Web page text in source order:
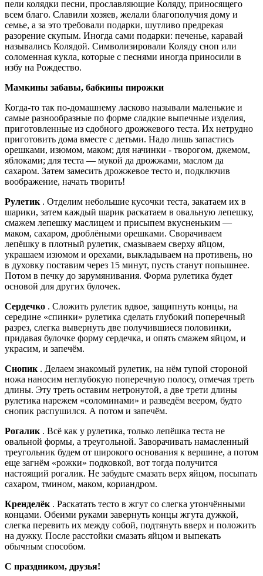
пели колядки песни, прославляющие Коляду, приносящего
всем благо. Славили хозяев, желали благополучия дому и
семье, а за это требовали подарки, шутливо предрекая
разорение скупым. Иногда сами подарки: печенье, каравай
назывались Колядой. Символизировали Коляду сноп или
соломенная кукла, которые с песнями иногда приносили в
избу на Рождество.
Мамкины забавы, бабкины пирожки
Когда-то так по-домашнему ласково называли маленькие и
самые разнообразные по форме сладкие выпечные изделия,
приготовленные из сдобного дрожжевого теста. Их нетрудно
приготовить дома вместе с детьми. Надо лишь запастись
орешками, изюмом, маком; для начинки - творогом, джемом,
яблоками; для теста — мукой да дрожжами, маслом да
сахаром. Затем замесить дрожжевое тесто и, подключив
воображение, начать творить!
Рулетик . Отделим небольшие кусочки теста, закатаем их в
шарики, затем каждый шарик раскатаем в овальную лепешку,
смажем лепешку маслицем и присыпем вкусненьким —
маком, сахаром, дроблёными орешками. Сворачиваем
лепёшку в плотный рулетик, смазываем сверху яйцом,
украшаем изюмом и орехами, выкладываем на противень, но
в духовку поставим через 15 минут, пусть станут попышнее.
Потом в печку до зарумянивания. Форма рулетика будет
основой для других булочек.
Сердечко . Сложить рулетик вдвое, защипнуть концы, на
середине «спинки» рулетика сделать глубокий поперечный
разрез, слегка вывернуть две получившиеся половинки,
придавая булочке форму сердечка, и опять смажем яйцом, и
украсим, и запечём.
Снопик . Делаем знакомый рулетик, на нём тупой стороной
ножа наносим неглубокую поперечную полосу, отмечая треть
длины. Эту треть оставим нетронутой, а две трети длины
рулетика нарежем «соломинами» и разведём веером, будто
снопик распушился. А потом и запечём.
Рогалик . Всё как у рулетика, только лепёшка теста не
овальной формы, а треугольной. Заворачивать намасленный
треугольник будем от широкого основания к вершине, а потом
еще загнём «рожки» подковкой, вот тогда получится
настоящий рогалик. Не забудьте смазать верх яйцом, посыпать
сахаром, тмином, маком, кориандром.
Кренделёк . Раскатать тесто в жгут со слегка утончёнными
концами. Обеими руками завернуть концы жгута дужкой,
слегка перевить их между собой, подтянуть вверх и положить
на дужку. После расстойки смазать яйцом и выпекать
обычным способом.
С праздником, друзья!